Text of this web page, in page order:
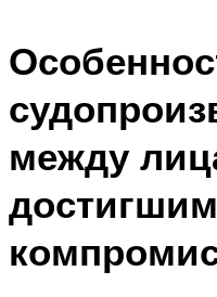
между